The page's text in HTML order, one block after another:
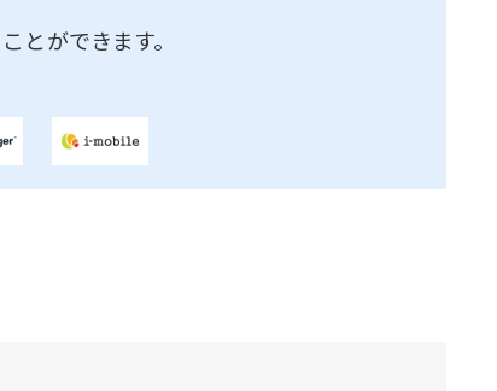
ことができます。